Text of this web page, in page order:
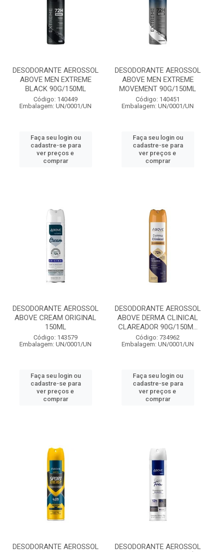
DESODORANTE AEROSSOL
ABOVE MEN EXTREME
BLACK 90G/150ML
Código: 140449
Embalagem: UN/0001/UN
Faça seu login ou
cadastre-se para
ver preços e
comprar
DESODORANTE AEROSSOL
ABOVE MEN EXTREME
MOVEMENT 90G/150ML
Código: 140451
Embalagem: UN/0001/UN
Faça seu login ou
cadastre-se para
ver preços e
comprar
DESODORANTE AEROSSOL
ABOVE CREAM ORIGINAL
150ML
Código: 143579
Embalagem: UN/0001/UN
Faça seu login ou
cadastre-se para
ver preços e
comprar
DESODORANTE AEROSSOL
ABOVE DERMA CLINICAL
CLAREADOR 90G/150M...
Código: 734962
Embalagem: UN/0001/UN
Faça seu login ou
cadastre-se para
ver preços e
comprar
DESODORANTE AEROSSOL
DESODORANTE AEROSSOL